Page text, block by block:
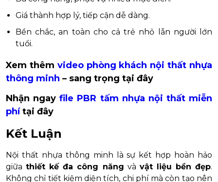
Giá thành hợp lý, tiếp cận dễ dàng.
Bền chắc, an toàn cho cả trẻ nhỏ lẫn người lớn
tuổi.
Xem thêm video phòng khách nội thất nhựa
thông minh – sang trọng tại đây
Nhận ngayfile PBR tấm nhựa nội thất miễn
phítại đây
Kết Luận
Nội thất nhựa thông minh là sự kết hợp hoàn hảo
giữathiết kế đa công năng và vật liệu bền đẹp.
Không chỉ tiết kiệm diện tích, chi phí mà còn tạo nên